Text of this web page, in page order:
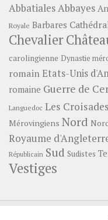
Abbatiales Abbayes
Royale Barbares
Chevalier
carolingienne Dynastie
romainEtats-Unis
romaine Guerre de
Languedoc Les Croisades
Mérovingiens Nord
Royaume
Républicain Sud Sudistes
Vestiges